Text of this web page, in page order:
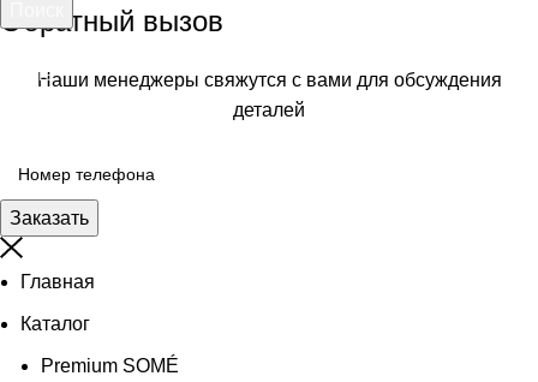
Начните вводить текст, чтобы увидеть товары, которые вы
ищете.
Обратный вызов
Наши менеджеры свяжутся с вами для обсуждения
деталей
Заказать
Главная
Каталог
Premium SOMÉ